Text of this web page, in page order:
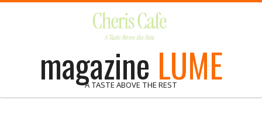
magazine LUME
A TASTE ABOVE THE REST